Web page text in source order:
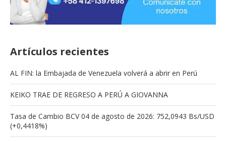
Artículos recientes
AL FIN: la Embajada de Venezuela volverá a abrir en Perú
KEIKO TRAE DE REGRESO A PERÚ A GIOVANNA
Tasa de Cambio BCV 04 de agosto de 2026: 752,0943 Bs/USD
(+0,4418%)